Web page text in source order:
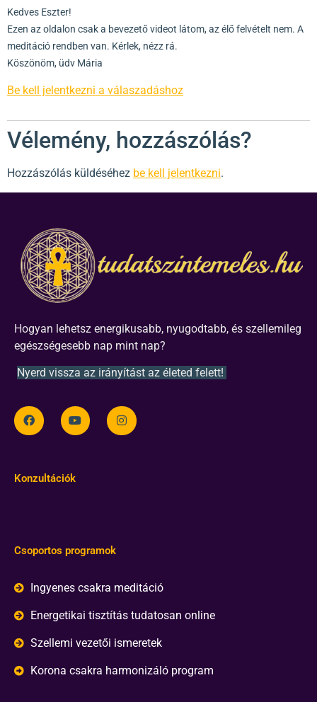
Kedves Eszter!
Ezen az oldalon csak a bevezető videot látom, az élő felvételt nem. A
meditáció rendben van. Kérlek, nézz rá.
Köszönöm, üdv Mária
Be kell jelentkezni a válaszadáshoz
Vélemény, hozzászólás?
Hozzászólás küldéséhez be kell jelentkezni.
Hogyan lehetsz energikusabb, nyugodtabb, és szellemileg
egészségesebb nap mint nap?
Nyerd vissza az irányítást az életed felett!
Konzultációk
Csoportos programok
Ingyenes csakra meditáció
Energetikai tisztítás tudatosan online
Szellemi vezetői ismeretek
Korona csakra harmonizáló program